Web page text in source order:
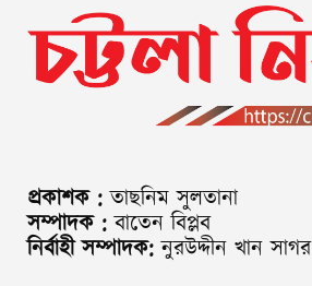
প্রকাশক : তাছনিম সুলতানা
সম্পাদক : বাতেন বিপ্লব
নির্বাহী সম্পাদক: নুরউদ্দীন খান সাগর